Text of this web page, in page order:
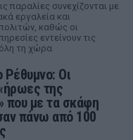
παραλίες συνεχίζονται με
εργαλεία και
καθώς οι
εντείνουν τις
τη χώρα
Οι
της
που με τα σκάφη
πάνω από 100